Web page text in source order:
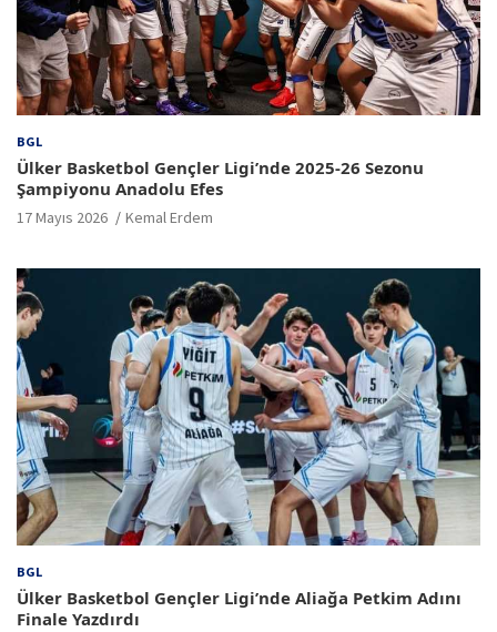
BGL
Ülker Basketbol Gençler Ligi’nde 2025-26 Sezonu
Şampiyonu Anadolu Efes
17 Mayıs 2026 Kemal Erdem
BGL
Ülker Basketbol Gençler Ligi’nde Aliağa Petkim Adını
Finale Yazdırdı